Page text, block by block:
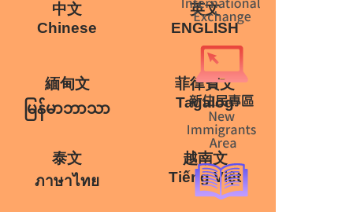
中文
Chinese
英文
ENGLISH
緬甸文
မြန်မာဘာသာ
菲律賓文
Tagalog
泰文
ภาษาไทย
越南文
Tiếng Việt